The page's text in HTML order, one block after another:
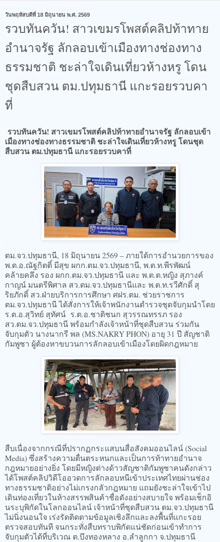
วันพฤหัสบดีที่ 18 มิถุนายน พ.ศ. 2569
รวบทันควัน! สาวเขมรโพสต์คลิปท้าทาย
อำนาจรัฐ ลักลอบเข้าเมืองทางช่องทาง
ธรรมชาติ ชะล่าใจเดินเที่ยวห้างหรู โดน
ชุดสืบสวน ตม.ปทุมธานี แกะรอยรวบคา
ที่
รวบทันควัน! สาวเขมรโพสต์คลิปท้าทายอำนาจรัฐ ลักลอบเข้า
เมืองทางช่องทางธรรมชาติ ชะล่าใจเดินเที่ยวห้างหรู โดนชุด
สืบสวน ตม.ปทุมธานี แกะรอยรวบคาที่
ตม.จว.ปทุมธานี, 18 มิถุนายน 2569 – ภายใต้การอำนวยการของ
พ.ต.อ.ณัฐกิตติ์ มีสุข ผกก.ตม.จว.ปทุมธานี, พ.ต.ท.พีรพัฒน์
คล้ายคลึง รอง ผกก.ตม.จว.ปทุมธานี และ พ.ต.ต.หญิง สุภางค์
กาญน์ มนตรีพิศาล สว.ตม.จว.ปทุมธานีและ พ.ต.ท.รวีศักดิ์ สุ
ริยภักดิ์ สว.ฝ่ายบริการการศึกษา ศฝร.ตม. ช่วยราชการ
ตม.จว.ปทุมธานี ได้สั่งการให้เจ้าพนักงานตำรวจชุดจับกุมนำโดย
ร.ต.อ.สุวิทย์ สุทัศน์ ร.ต.อ.ชาติชนก สุวรรณทรรภ รอง
สว.ตม.จว.ปทุมธานี พร้อมกำลังเจ้าหน้าที่ชุดสืบสวน ร่วมกัน
จับกุมตัว นางนากรี พล (MS.NAKRY PHON) อายุ 31 ปี สัญชาติ
กัมพูชา ผู้ต้องหาขบวนการลักลอบเข้าเมืองโดยผิดกฎหมาย
สืบเนื่องจากกรณีที่ปรากฏกระแสบนสื่อสังคมออนไลน์ (Social
Media) ซึ่งสร้างความตื่นตระหนกและเป็นการท้าทายอำนาจ
กฎหมายอย่างยิ่ง โดยมีหญิงต่างด้าวสัญชาติกัมพูชาคนดังกล่าว
ได้โพสต์คลิปวิดีโออวดการลักลอบหนีเข้าประเทศไทยผ่านช่อง
ทางธรรมชาติอย่างไม่เกรงกลัวกฎหมาย แถมยังชะล่าใจเข้าไป
เดินท่องเที่ยวในห้างสรรพสินค้าชื่อดังอย่างสบายใจ พร้อมเช็กอิ
นระบุพิกัดในโลกออนไลน์ เจ้าหน้าที่ชุดสืบสวน ตม.จว.ปทุมธานี
ไม่นิ่งนอนใจ เร่งรัดติดตามข้อมูลเชิงลึกและลงพื้นที่แกะรอย
ตรวจสอบทันที จนกระทั่งสืบทราบพิกัดแน่ชัดก่อนเข้าทำการ
จับกุมตัวได้ที่บริเวณ ต.บึงทองหลาง อ.ลำลูกกา จ.ปทุมธานี